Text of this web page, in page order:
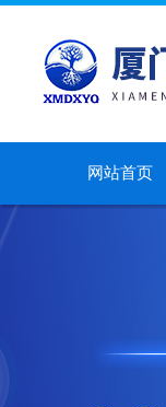
网站首页